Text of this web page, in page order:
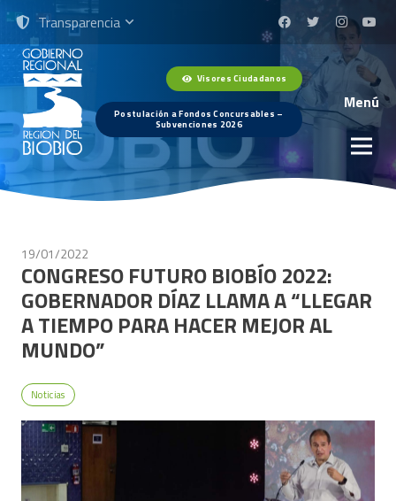
Transparencia
Visores Ciudadanos
Postulación a Fondos Concursables –
Subvenciones 2026
Menú
19/01/2022
CONGRESO FUTURO BIOBÍO 2022:
GOBERNADOR DÍAZ LLAMA A “LLEGAR
A TIEMPO PARA HACER MEJOR AL
MUNDO”
Noticias